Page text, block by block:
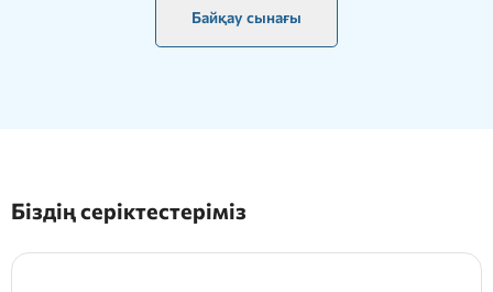
Байқау сынағы
Біздің серіктестеріміз